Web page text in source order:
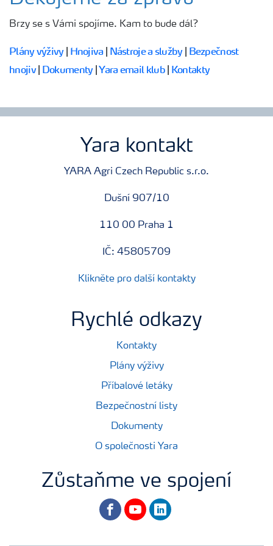
Hnojiva
Nástroje a služby
Bezpečnost hnojiv
Brzy se s Vámi spojíme. Kam to bude dál?
Plány výživy| Hnojiva| Nástroje a služby| Bezpečnost
hnojiv| Dokumenty|Yara email klub| Kontakty
Yara kontakt
YARA Agri Czech Republic s.r.o.
Dušní 907/10
110 00 Praha 1
IČ: 45805709
Klikněte pro další kontakty
Rychlé odkazy
Kontakty
Plány výživy
Příbalové letáky
Bezpečnostní listy
Dokumenty
O společnosti Yara
Zůstaňme ve spojení
facebookyoutubelinkedin